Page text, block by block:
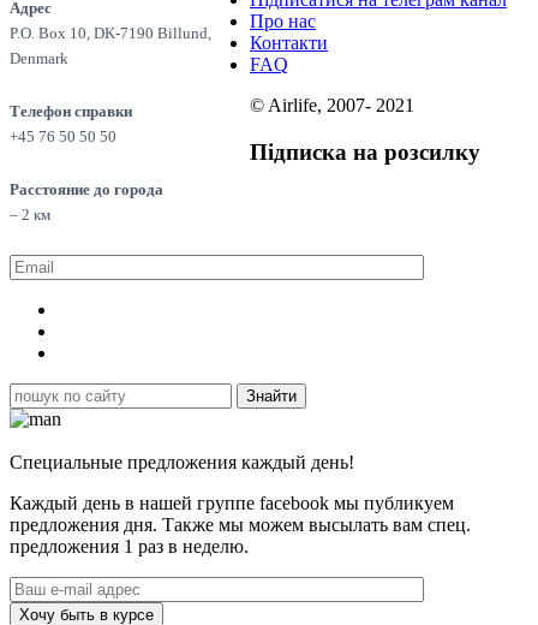
Адрес
P.O. Box 10, DK-7190 Billund,
Denmark
Телефон справки
+45 76 50 50 50
Расстояние до города
– 2 км
Про нас
Контакти
FAQ
© Airlife, 2007- 2021
Підписка на розсилку
Специальные предложения каждый день!
Каждый день в нашей группе facebook мы публикуем
предложения дня. Также мы можем высылать вам спец.
предложения 1 раз в неделю.
Хочу быть в курсе